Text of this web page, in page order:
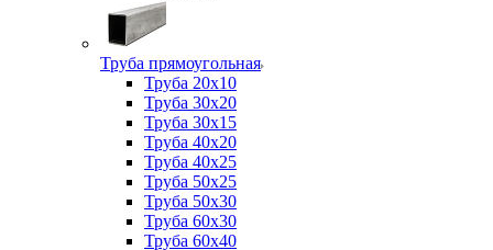
Труба прямоугольная
Труба 20x10
Труба 30x20
Труба 30x15
Труба 40x20
Труба 40x25
Труба 50x25
Труба 50x30
Труба 60x30
Труба 60x40